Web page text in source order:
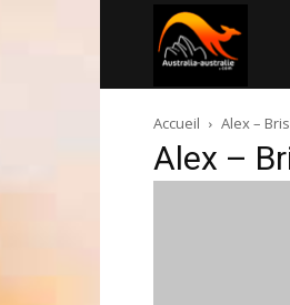
Accueil Alex –
Alex –